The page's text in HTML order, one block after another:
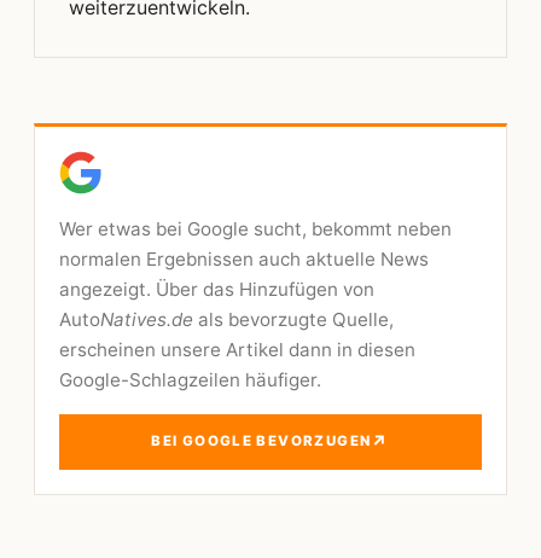
weiterzuentwickeln.
Wer etwas bei Google sucht, bekommt neben
normalen Ergebnissen auch aktuelle News
angezeigt. Über das Hinzufügen von
AutoNatives.de als bevorzugte Quelle,
erscheinen unsere Artikel dann in diesen
Google-Schlagzeilen häufiger.
BEI GOOGLE BEVORZUGEN ↗